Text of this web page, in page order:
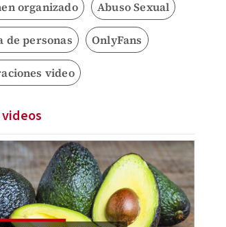
organizado Abuso Sexual
de personas OnlyFans
video